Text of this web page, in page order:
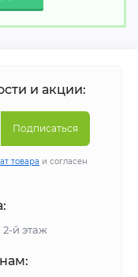
и акции:
Подписаться
товара и согласен
2-й этаж